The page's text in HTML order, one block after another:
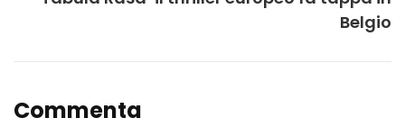
Belgio
Commenta